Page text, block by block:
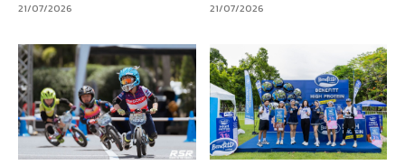
21/07/2026 21/07/2026